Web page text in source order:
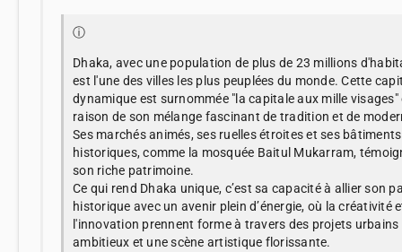
ⓘ
Dhaka, avec une population de plus de 23 millions
est l'une des villes les plus peuplées du monde. Cette
dynamique est surnommée "la capitale aux mille visages"
raison de son mélange fascinant de tradition et de
Ses marchés animés, ses ruelles étroites et ses bâtiments
historiques, comme la mosquée Baitul Mukarram,
son riche patrimoine.
Ce qui rend Dhaka unique, c’est sa capacité à allier son
historique avec un avenir plein d’énergie, où la créativité
l'innovation prennent forme à travers des projets urbains
ambitieux et une scène artistique florissante.